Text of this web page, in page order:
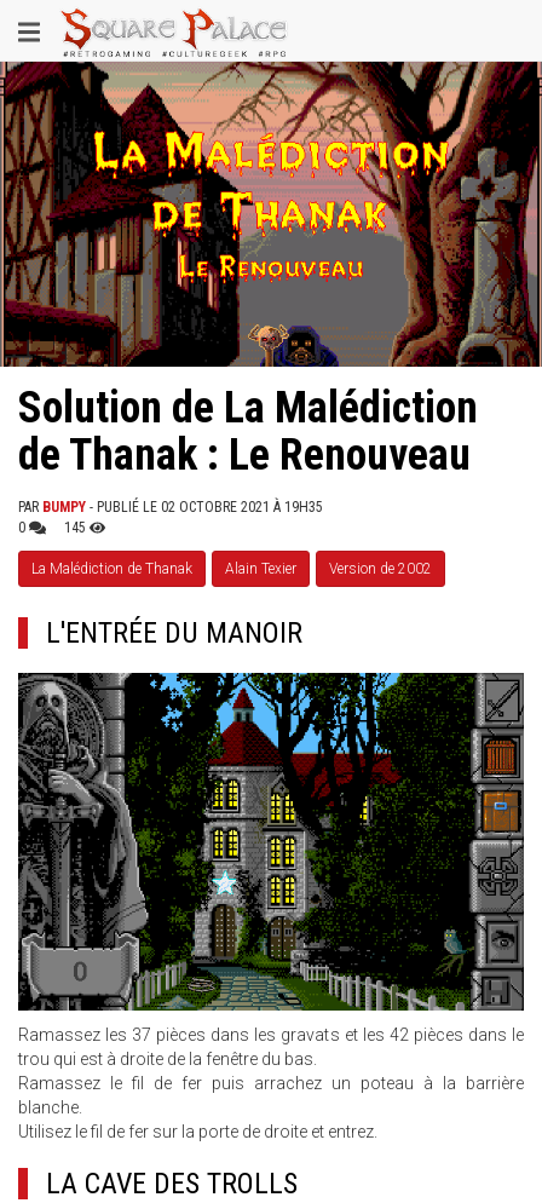
au
contenu
principal
Toggle
navigation
Solution de La Malédiction
de Thanak : Le Renouveau
PAR BUMPY - PUBLIÉ LE 02 OCTOBRE 2021 À 19H35
0
145
La Malédiction de Thanak Alain Texier Version de 2002
L'ENTRÉE DU MANOIR
Ramassez les 37 pièces dans les gravats et les 42 pièces dans le
trou qui est à droite de la fenêtre du bas.
Ramassez le fil de fer puis arrachez un poteau à la barrière
blanche.
Utilisez le fil de fer sur la porte de droite et entrez.
LA CAVE DES TROLLS